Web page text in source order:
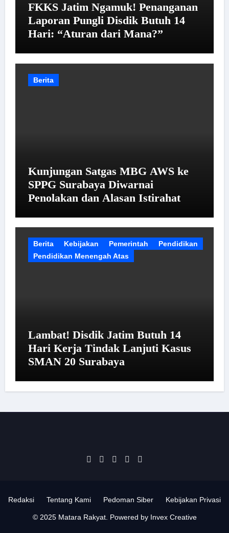
FKKS Jatim Ngamuk! Penanganan
Laporan Pungli Disdik Butuh 14
Hari: “Aturan dari Mana?”
Berita
Kunjungan Satgas MBG AWS ke
SPPG Surabaya Diwarnai
Penolakan dan Alasan Istirahat
Berita Kebijakan Pemerintah
Pendidikan
Pendidikan Menengah Atas
Lambat! Disdik Jatim Butuh 14
Hari Kerja Tindak Lanjuti Kasus
SMAN 20 Surabaya
Redaksi Tentang Kami Pedoman Siber Kebijakan Privasi
© 2025 Matara Rakyat. Powered by Invex Creative